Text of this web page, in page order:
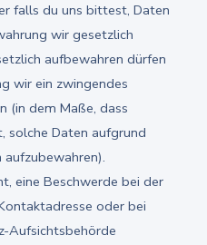
falls du uns bittest, Daten
wir gesetzlich
aufbewahren dürfen
wir ein zwingendes
(in dem Maße, dass
solche Daten aufgrund
eine Beschwerde bei der
oder bei
Aufsichtsbehörde